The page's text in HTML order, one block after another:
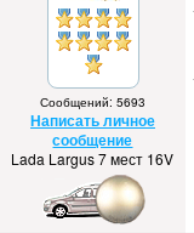
Сообщений: 5693
Написать личное
сообщение
Lada Largus 7 мест 16V